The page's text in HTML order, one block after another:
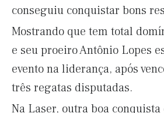
conseguiu conquistar bons
Mostrando que tem total
e seu proeiro Antônio Lopes
evento na liderança, após
três regatas disputadas.
Na Laser, outra boa